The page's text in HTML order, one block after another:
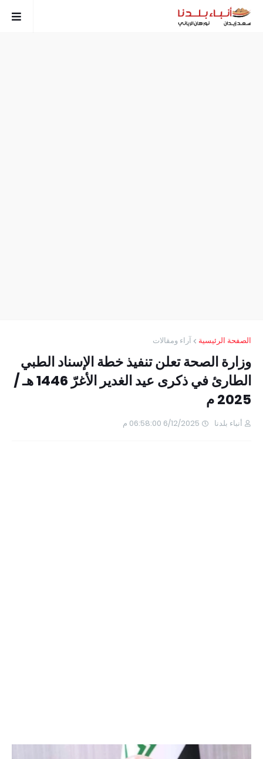
الصفحة الرئيسية آراء ومقالات
وزارة الصحة تعلن تنفيذ خطة الإسناد الطبي
الطارئ في ذكرى عيد الغدير الأغرّ 1446 هـ /
2025 م
أنباء بلدنا 6/12/2025 06:58:00 م